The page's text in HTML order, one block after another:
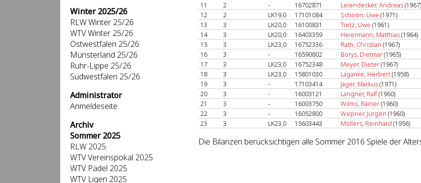
Winter 2025/26
RLW Winter 25/26
WTV Winter 25/26
Ostwestfalen 25/26
Münsterland 25/26
Ruhr-Lippe 25/26
Südwestfalen 25/26
Administrator
Anmeldeseite
Archiv
Sommer 2025
RLW 2025
WTV Vereinspokal 2025
WTV Padel 2025
WTV Ligen 2025
11
2 - 16702871 Leiendecker, Andreas(1967)
12
2 LK19,0 17101084 Schoon, Uwe (1971)
13
3 LK20,0 16100831 Tietz, Uwe (1961)
14
3 LK20,0 16403359 Heiermann, Matthias(1964)
15
3 LK23,0 16752336 Rath, Christian (1967)
16
3 - 16590802 Borys, Dietmar(1965)
17
3 LK23,0 16752348 Meyer, Dieter(1967)
18
3 LK23,0 15801030 Laganke, Herbert(1958)
19
3 - 17103414 Jäger, Markus(1971)
20
3 - 16003121 Langner, Ralf(1960)
21
3 - 16003750 Wilms, Rainer(1960)
22
3 - 16052800 Wepner, Jürgen (1960)
23
3 LK23,0 15603443 Möllers, Reinhard (1956)
Die Bilanzen berücksichtigen alle Sommer 2016 Spiele der